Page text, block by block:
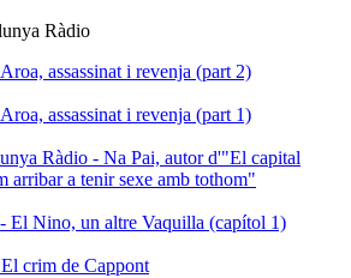
Ràdio
assassinat i revenja (part 2)
assassinat i revenja (part 1)
Ràdio - Na Pai, autor d'"El capital
arribar a tenir sexe amb tothom"
El Nino, un altre Vaquilla (capítol 1)
crim de Cappont